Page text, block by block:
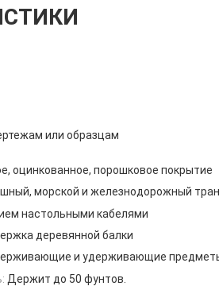
или образцам
оцинкованное, порошковое покрытие
морской и железнодорожный
настольными кабелями
деревянной балки
и удерживающие
Держит до 50 фунтов.